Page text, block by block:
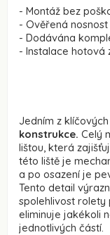
- Montáž bez
- Ověřená nosnost
- Dodávána
- Instalace hotová
Jedním z
konstrukce. Celý
lištou, která
této liště je
a po osazení je
Tento detail
spolehlivost rolety
eliminuje jakékoli
jednotlivých částí.